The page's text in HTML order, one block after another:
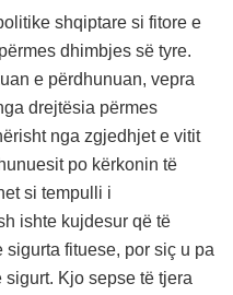
shqiptare si fitore e
dhimbjes së tyre.
e përdhunuan, vepra
drejtësia përmes
nga zgjedhjet e vitit
po kërkonin të
si tempulli i
ishte kujdesur që të
fituese, por siç u pa
sigurt. Kjo sepse të tjera